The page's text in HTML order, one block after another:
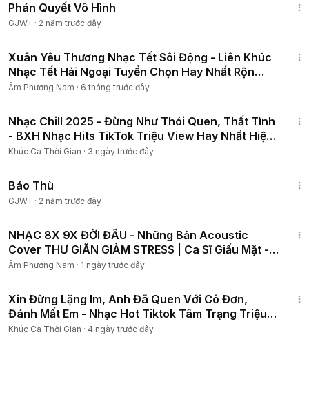
Phán Quyết Vô Hình
GJW+ · 2 năm trước đây
Xuân Yêu Thương Nhạc Tết Sôi Động - Liên Khúc
Nhạc Tết Hải Ngoại Tuyển Chọn Hay Nhất Rộn
Ràng Đón Xuân
Âm Phương Nam · 6 tháng trước đây
Nhạc Chill 2025 - Đừng Như Thói Quen, Thất Tình
- BXH Nhạc Hits TikTok Triệu View Hay Nhất Hiện
Nay
Khúc Ca Thời Gian · 3 ngày trước đây
Báo Thù
GJW+ · 2 năm trước đây
NHẠC 8X 9X ĐỜI ĐẦU - Những Bản Acoustic
Cover THƯ GIÃN GIẢM STRESS | Ca Sĩ Giấu Mặt -
VOL 1
Âm Phương Nam · 1 ngày trước đây
Xin Đừng Lặng Im, Anh Đã Quen Với Cô Đơn,
Đánh Mất Em - Nhạc Hot Tiktok Tâm Trạng Triệu
Views
Khúc Ca Thời Gian · 4 ngày trước đây